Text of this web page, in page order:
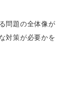
る
対策をして
問題の全体像が
対策が必要かを